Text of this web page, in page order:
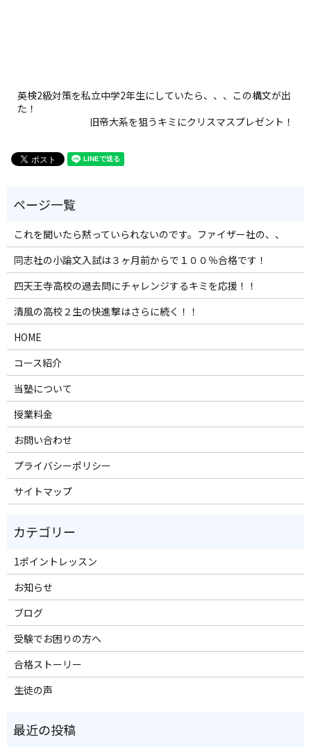
英検2級対策を私立中学2年生にしていたら、、、この構文が出
た！
旧帝大系を狙うキミにクリスマスプレゼント！
これを聞いたら黙っていられないのです。ファイザー社の、、
同志社の小論文入試は３ヶ月前からで１００％合格です！
四天王寺高校の過去問にチャレンジするキミを応援！！
清風の高校２生の快進撃はさらに続く！！
HOME
コース紹介
当塾について
授業料金
お問い合わせ
プライバシーポリシー
サイトマップ
1ポイントレッスン
お知らせ
ブログ
受験でお困りの方へ
合格ストーリー
生徒の声